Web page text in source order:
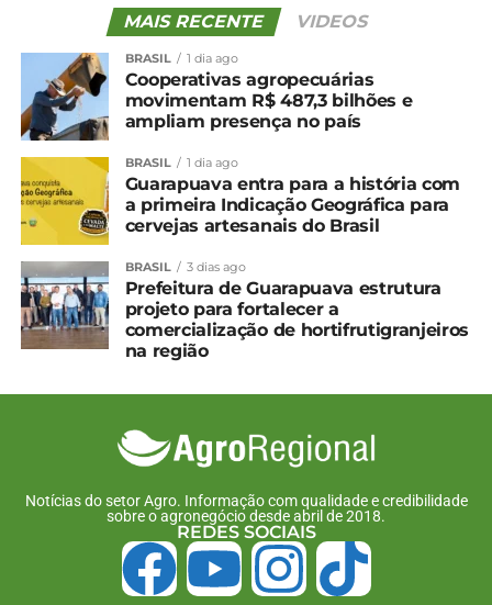
12 de novembro, 2024
Em "Paraná"
12 de março, 2024
Em "Brasil"
Confira a situação das
lavouras no Paraná
14 de janeiro, 2025
Em "Paraná"
TÓPICOS RELACIONADOS:
Cotação agrícola para a região de
Guarapuava e Irati
NÃO PERCA
Show Rural deve levar 400 mil visitantes a
MAIS RECENTE VIDEOS
BRASIL 1 dia ago
Cooperativas agropecuárias
movimentam R$ 487,3 bilhões e
ampliam presença no país
BRASIL 1 dia ago
Guarapuava entra para a história com
a primeira Indicação Geográfica para
cervejas artesanais do Brasil
BRASIL 3 dias ago
Prefeitura de Guarapuava estrutura
projeto para fortalecer a
comercialização de hortifrutigranjeiros
na região
Notícias do setor Agro. Informação com qualidade e credibilidade
sobre o agronegócio desde abril de 2018.
REDES SOCIAIS